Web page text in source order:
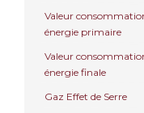
Valeur
énergie primaire
Valeur
énergie finale
Gaz Effet de Serre